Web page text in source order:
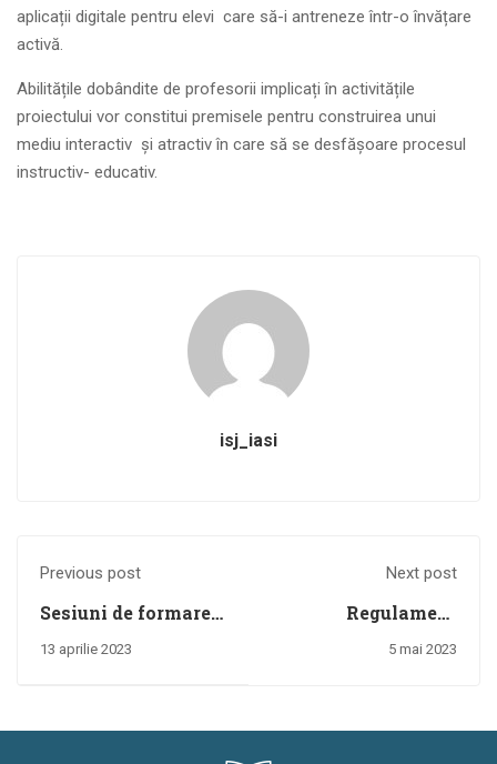
aplicații digitale pentru elevi care să-i antreneze într-o învățare
activă.
Abilitățile dobândite de profesorii implicați în activitățile
proiectului vor constitui premisele pentru construirea unui
mediu interactiv și atractiv în care să se desfășoare procesul
instructiv- educativ.
isj_iasi
Previous post
Sesiuni de formare a
profesorilor
13 aprilie 2023
Next post
Regulament
specific de
5 mai 2023